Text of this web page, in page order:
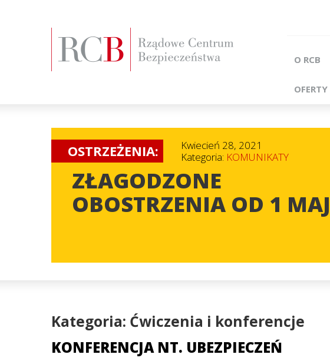
O RCB
OSTRZEŻENIA:
Kwiecień 28, 2021
Kategoria: KOMUNIKATY
ZŁAGODZONE
OBOSTRZENIA OD 1
Kategoria: Ćwiczenia i konferencje
KONFERENCJA NT. UBEZPIECZEŃ